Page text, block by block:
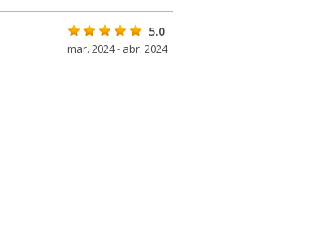
5.0
mar. 2024 - abr. 2024